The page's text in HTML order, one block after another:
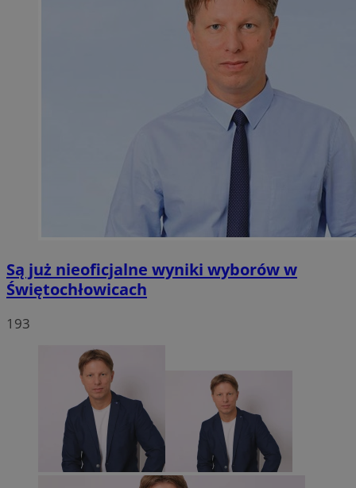
Są już nieoficjalne wyniki wyborów w
Świętochłowicach
193